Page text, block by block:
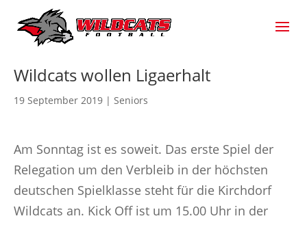
Wildcats wollen Ligaerhalt
19 September 2019 | Seniors
Am Sonntag ist es soweit. Das erste Spiel der
Relegation um den Verbleib in der höchsten
deutschen Spielklasse steht für die Kirchdorf
Wildcats an. Kick Off ist um 15.00 Uhr in der